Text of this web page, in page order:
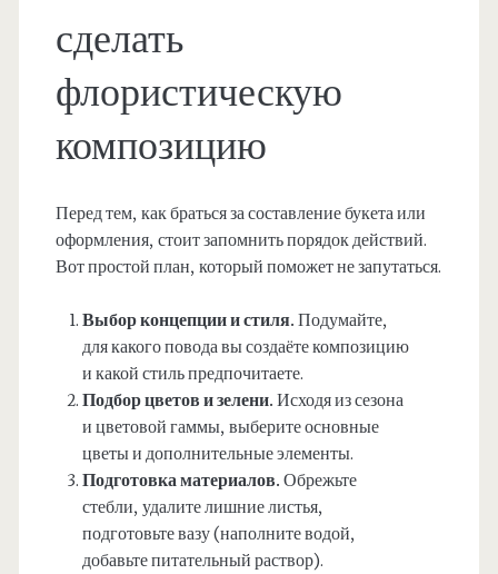
сделать
флористическую
композицию
Перед тем, как браться за составление букета или
оформления, стоит запомнить порядок действий.
Вот простой план, который поможет не запутаться.
Выбор концепции и стиля. Подумайте,
для какого повода вы создаёте композицию
и какой стиль предпочитаете.
Подбор цветов и зелени. Исходя из сезона
и цветовой гаммы, выберите основные
цветы и дополнительные элементы.
Подготовка материалов. Обрежьте
стебли, удалите лишние листья,
подготовьте вазу (наполните водой,
добавьте питательный раствор).